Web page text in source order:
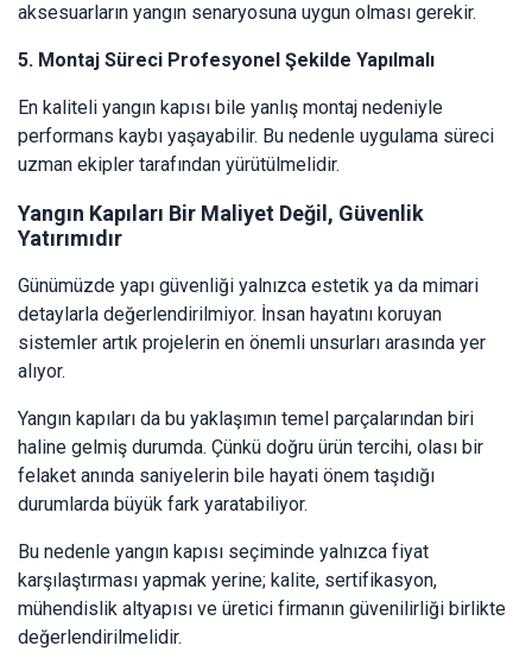
aksesuarların yangın senaryosuna uygun olması gerekir.
5. Montaj Süreci Profesyonel Şekilde Yapılmalı
En kaliteli yangın kapısı bile yanlış montaj nedeniyle
performans kaybı yaşayabilir. Bu nedenle uygulama süreci
uzman ekipler tarafından yürütülmelidir.
Yangın Kapıları Bir Maliyet Değil, Güvenlik
Yatırımıdır
Günümüzde yapı güvenliği yalnızca estetik ya da mimari
detaylarla değerlendirilmiyor. İnsan hayatını koruyan
sistemler artık projelerin en önemli unsurları arasında yer
alıyor.
Yangın kapıları da bu yaklaşımın temel parçalarından biri
haline gelmiş durumda. Çünkü doğru ürün tercihi, olası bir
felaket anında saniyelerin bile hayati önem taşıdığı
durumlarda büyük fark yaratabiliyor.
Bu nedenle yangın kapısı seçiminde yalnızca fiyat
karşılaştırması yapmak yerine; kalite, sertifikasyon,
mühendislik altyapısı ve üretici firmanın güvenilirliği birlikte
değerlendirilmelidir.